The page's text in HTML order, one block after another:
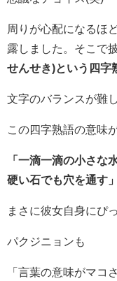
周りが心配になるほ
露しました。そこで
せんせき)という四字
文字のバランスが難
この四字熟語の意味
「一滴一滴の小さな
硬い石でも穴を通す」
まさに彼女自身にぴ
パクジニョンも
「言葉の意味がマコ